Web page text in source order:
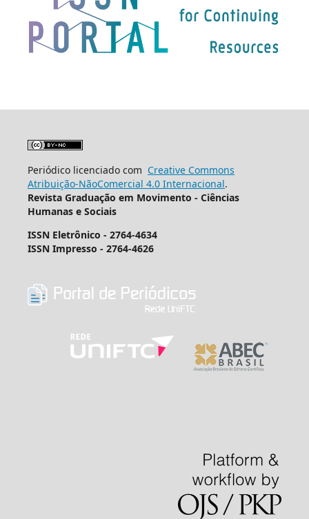
Periódico licenciado com Creative Commons
Atribuição-NãoComercial 4.0 Internacional.
Revista Graduação em Movimento - Ciências
Humanas e Sociais
ISSN Eletrônico - 2764-4634
ISSN Impresso - 2764-4626